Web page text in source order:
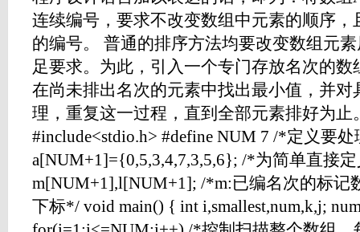
连续编号，要求不改变数组中元素的顺序
的编号。 普通的排序方法均要改变数组元
足要求。为此，引入一个专门存放名次的
在尚未排出名次的元素中找出最小值，并
理，重复这一过程，直到全部元素排好为
#include<stdio.h> #define NUM 7 /*定义要
a[NUM+1]={0,5,3,4,7,3,5,6}; /*为简单直接
m[NUM+1],l[NUM+1]; /*m:已编名次的标记
下标*/ void main() { int i,smallest,num,k,j;